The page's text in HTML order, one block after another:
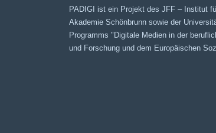
PADIGI ist ein Projekt des JFF – Institut
Akademie Schönbrunn sowie der
Programms "Digitale Medien in der
und Forschung und dem Europäischen